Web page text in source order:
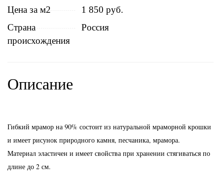
Цена за м2
1 850 руб.
Страна
происхождения
Россия
Описание
Гибкий мрамор на 90% состоит из натуральной мраморной крошки
и имеет рисунок природного камня, песчаника, мрамора.
Материал эластичен и имеет свойства при хранении стягиваться по
длине до 2 см.